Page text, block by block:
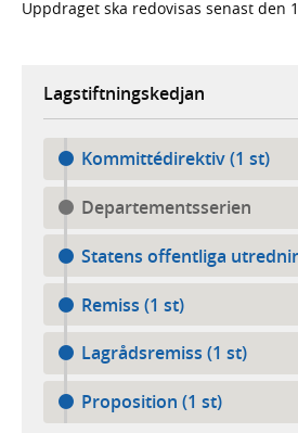
Uppdraget ska redovisas senast den
Lagstiftningskedjan
Kommittédirektiv (1 st)
Departementsserien
Statens offentliga
Remiss (1 st)
Lagrådsremiss (1 st)
Proposition (1 st)